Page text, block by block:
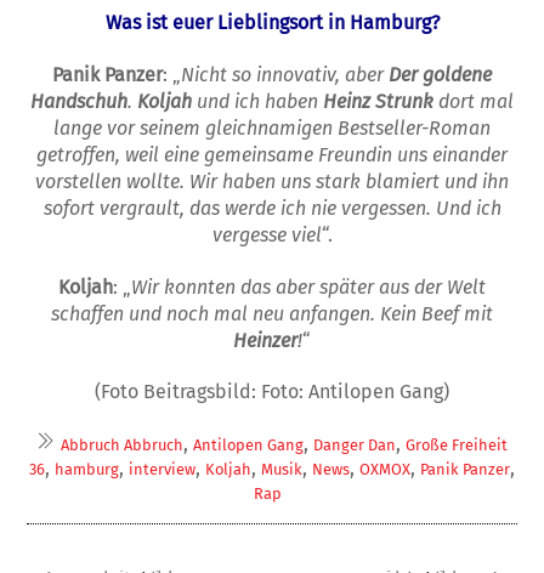
Was ist euer Lieblingsort in Hamburg?
Panik Panzer: „ Nicht so innovativ, aber Der goldene
Handschuh. Koljah und ich haben Heinz Strunk dort mal
lange vor seinem gleichnamigen Bestseller-Roman
getroffen, weil eine gemeinsame Freundin uns einander
vorstellen wollte. Wir haben uns stark blamiert und ihn
sofort vergrault, das werde ich nie vergessen. Und ich
vergesse viel“.
Koljah: „ Wir konnten das aber später aus der Welt
schaffen und noch mal neu anfangen. Kein Beef mit
Heinzer!“
(Foto Beitragsbild: Foto: Antilopen Gang)
Abbruch Abbruch, Antilopen Gang, Danger Dan, Große Freiheit
36, hamburg, interview, Koljah, Musik, News, OXMOX, Panik Panzer,
Rap